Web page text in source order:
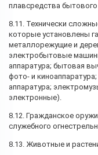
плавсредства бытового
8.11. Технически
которые установлены
металлорежущие и
электробытовые
аппаратура; бытовая
фото- и
аппаратура;
электронные).
8.12. Гражданское
служебного
8.13. Животные и